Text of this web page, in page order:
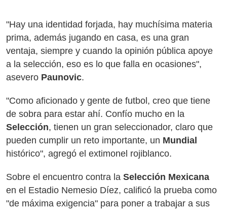
"Hay una identidad forjada, hay muchísima materia
prima, además jugando en casa, es una gran
ventaja, siempre y cuando la opinión pública apoye
a la selección, eso es lo que falla en ocasiones",
asevero Paunovic.
"Como aficionado y gente de futbol, creo que tiene
de sobra para estar ahí. Confío mucho en la
Selección, tienen un gran seleccionador, claro que
pueden cumplir un reto importante, un Mundial
histórico", agregó el extimonel rojiblanco.
Sobre el encuentro contra la Selección Mexicana
en el Estadio Nemesio Díez, calificó la prueba como
"de máxima exigencia" para poner a trabajar a sus